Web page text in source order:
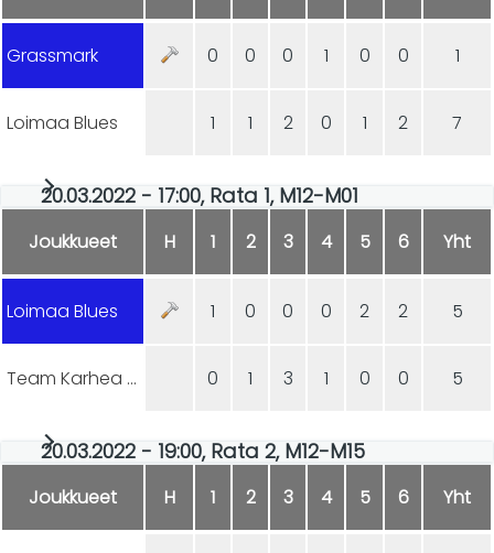
Grassmark 0 0 0 1 0 0 1
Loimaa Blues 1 1 2 0 1 2 7
20.03.2022 - 17:00, Rata 1, M12-M01
Joukkueet H 1 2 3 4 5 6 Yht
Loimaa Blues 1 0 0 0 2 2 5
Team Karhea Aamukurlaus 0 1 3 1 0 0 5
20.03.2022 - 19:00, Rata 2, M12-M15
Joukkueet H 1 2 3 4 5 6 Yht